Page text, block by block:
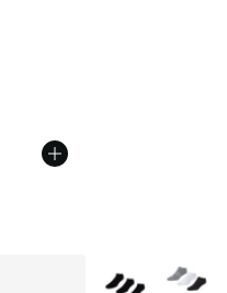
Plus de couleurs